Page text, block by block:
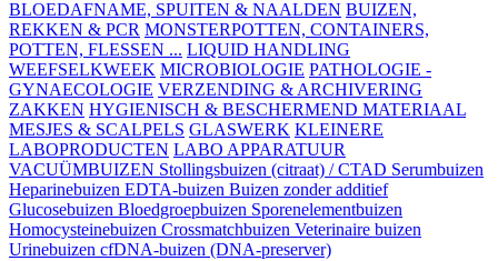
BLOEDAFNAME, SPUITEN & NAALDEN BUIZEN,
REKKEN & PCR MONSTERPOTTEN, CONTAINERS,
POTTEN, FLESSEN ... LIQUID HANDLING
WEEFSELKWEEK MICROBIOLOGIE PATHOLOGIE -
GYNAECOLOGIE VERZENDING & ARCHIVERING
ZAKKEN HYGIENISCH & BESCHERMEND MATERIAAL
MESJES & SCALPELS GLASWERK KLEINERE
LABOPRODUCTEN LABO APPARATUUR
VACUÜMBUIZEN Stollingsbuizen (citraat) / CTAD Serumbuizen
Heparinebuizen EDTA-buizen Buizen zonder additief
Glucosebuizen Bloedgroepbuizen Sporenelementbuizen
Homocysteinebuizen Crossmatchbuizen Veterinaire buizen
Urinebuizen cfDNA-buizen (DNA-preserver)